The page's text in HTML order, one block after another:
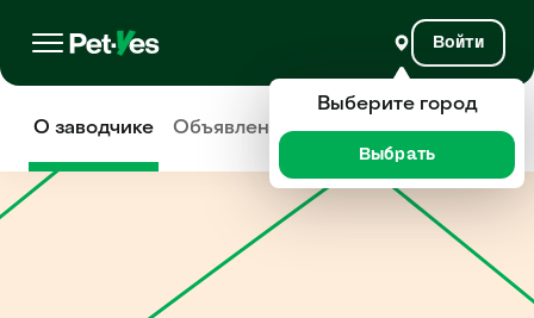
Войти
О заводчике Объявления Отзывы
Выберите город
Выбрать